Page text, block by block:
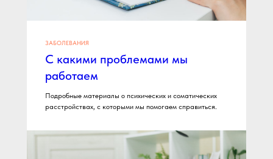
ЗАБОЛЕВАНИЯ
С какими проблемами мы
работаем
Подробные материалы о психических и соматических
расстройствах, с которыми мы помогаем справиться.
Записаться
Нажимая на кнопку, вы даете согласие на
Или позвоните нам: